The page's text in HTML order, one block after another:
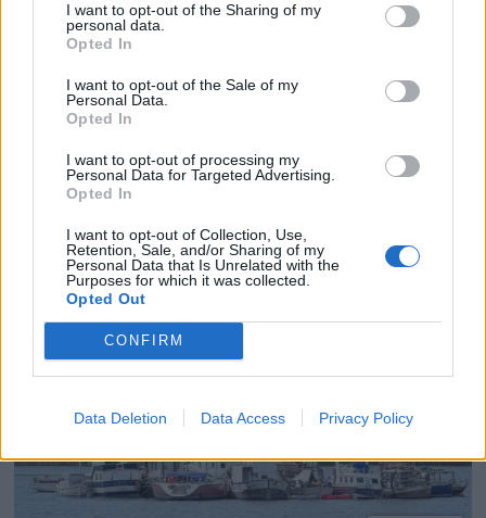
I want to opt-out of the Sharing of my
personal data.
Opted In
I want to opt-out of the Sale of my
Personal Data.
Opted In
I want to opt-out of processing my
Personal Data for Targeted Advertising.
Opted In
I want to opt-out of Collection, Use,
Retention, Sale, and/or Sharing of my
Personal Data that Is Unrelated with the
Purposes for which it was collected.
Opted Out
CONFIRM
Data Deletion Data Access Privacy Policy
PLUS
Ny tøffing fra Brig til
Båter i sjøen